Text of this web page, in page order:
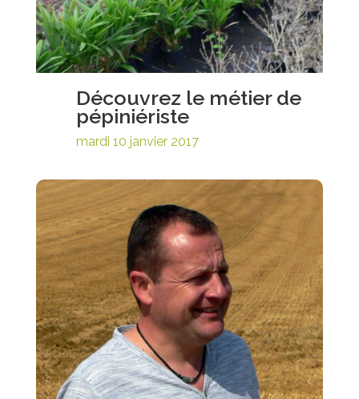
Découvrez le métier de
pépiniériste
mardi 10 janvier 2017